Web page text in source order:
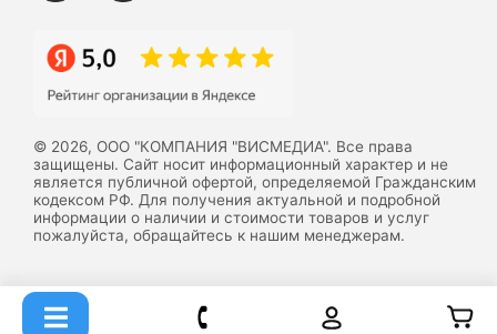
© 2026, ООО "КОМПАНИЯ "ВИСМЕДИА". Все права
защищены. Сайт носит информационный характер и не
является публичной офертой, определяемой Гражданским
кодексом РФ. Для получения актуальной и подробной
информации о наличии и стоимости товаров и услуг
пожалуйста, обращайтесь к нашим менеджерам.